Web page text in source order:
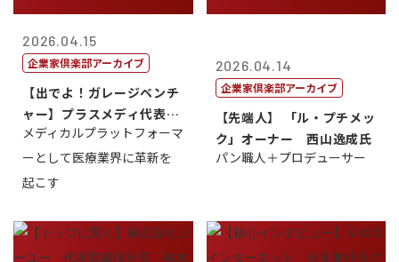
2026.04.15
企業家倶楽部アーカイブ
【出でよ！ガレージベンチ
ャー】プラスメディ代表取
締役社長兼C...
メディカルプラットフォーマ
ーとして医療業界に革新を
起こす
2026.04.14
企業家倶楽部アーカイブ
【先端人】 「ル・プチメッ
ク」オーナー 西山逸成氏
パン職人＋プロデューサー